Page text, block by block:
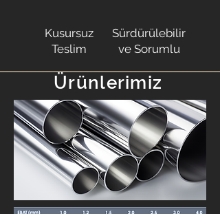
Kusursuz
Teslim
Sürdürülebilir
ve Sorumlu
Ürünlerimiz